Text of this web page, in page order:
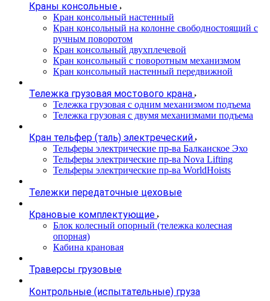
Краны консольные
Кран консольный настенный
Кран консольный на колонне свободностоящий с
ручным поворотом
Кран консольный двухплечевой
Кран консольный с поворотным механизмом
Кран консольный настенный передвижной
Тележка грузовая мостового крана
Тележка грузовая с одним механизмом подъема
Тележка грузовая с двумя механизмами подъема
Кран тельфер (таль) электреческий
Тельферы электрические пр-ва Балканское Эхо
Тельферы электрические пр-ва Nova Lifting
Тельферы электрические пр-ва WorldHoists
Тележки передаточные цеховые
Крановые комплектующие
Блок колесный опорный (тележка колесная
опорная)
Кабина крановая
Траверсы грузовые
Контрольные (испытательные) груза